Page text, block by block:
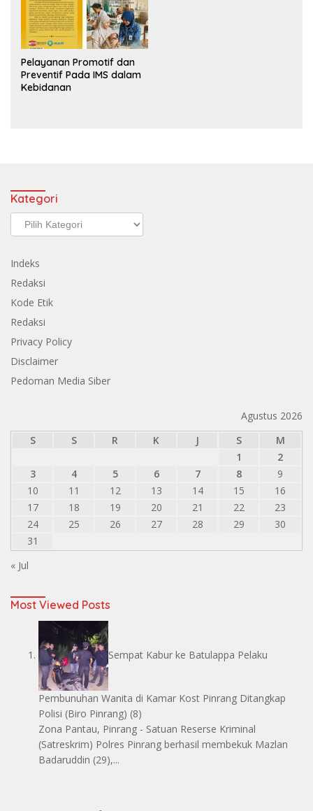
Pelayanan Promotif dan
Preventif Pada IMS dalam
Kebidanan
Kategori
Kategori
Indeks
Redaksi
Kode Etik
Redaksi
Privacy Policy
Disclaimer
Pedoman Media Siber
Agustus 2026
S
S R K J S
M
1
2
3
4 5 6 7 8
9
10
11 12 13 14 15
16
17
18 19 20 21 22
23
24
25 26 27 28 29
30
31
« Jul
Most Viewed Posts
Sempat Kabur ke Batulappa Pelaku
Pembunuhan Wanita di Kamar Kost Pinrang Ditangkap
Polisi (Biro Pinrang) (8)
Zona Pantau, Pinrang - Satuan Reserse Kriminal
(Satreskrim) Polres Pinrang berhasil membekuk Mazlan
Badaruddin (29),...